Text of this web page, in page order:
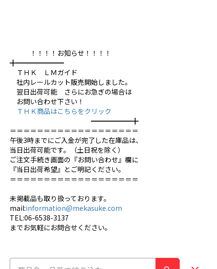
！！！！お知らせ！！！！
╋━━━━━━━
ＴＨＫ ＬＭガイド
社内レールカット販売開始しました。
翌日出荷可能 さらにお急ぎの場合は
お問い合わせ下さい！
ＴＨＫ商品はこちらをクリック
━━━━━━╋
＝＝＝＝＝＝＝＝＝＝＝＝＝＝＝＝＝＝＝
午後3時までにご入金が完了した在庫品は、
当日出荷可能です。（土日祝を除く）
ご注文手続き画面の『お問い合わせ』欄に
『当日出荷希望』とご明記ください。
＝＝＝＝＝＝＝＝＝＝＝＝＝＝＝＝＝＝＝
未掲載品も取り扱っております。
mail:information@mekasuke.com
TEL:06-6538-3137
までお気軽にお問合せください。